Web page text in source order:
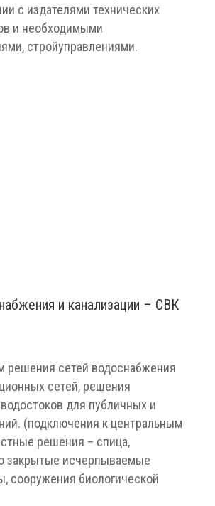
с издателями технических
и необходимыми
стройуправлениями.
и канализации – СВК
решения сетей водоснабжения
сетей, решения
для публичных и
(подключения к центральным
решения – спица,
закрытые исчерпываемые
сооружения биологической